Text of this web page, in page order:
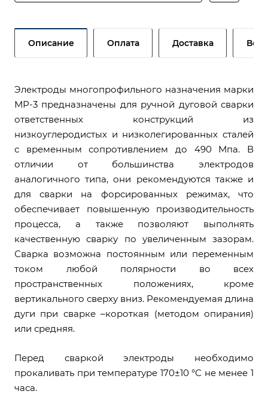
Описание Оплата Доставка
Электроды многопрофильного назначения марки
МР-3 предназначены для ручной дуговой сварки
ответственных конструкций из
низкоуглеродистых и низколегированных сталей
с временным сопротивлением до 490 Мпа. В
отличии от большинства электродов
аналогичного типа, они рекомендуются также и
для сварки на форсированных режимах, что
обеспечивает повышенную производительность
процесса, а также позволяют выполнять
качественную сварку по увеличенным зазорам.
Сварка возможна постоянным или переменным
током любой полярности во всех
пространственных положениях, кроме
вертикального сверху вниз. Рекомендуемая длина
дуги при сварке –короткая (методом опирания)
или средняя.
Перед сваркой электроды необходимо
прокаливать при температуре 170±10 °С не менее 1
часа.